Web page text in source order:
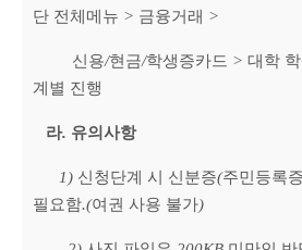
단 전체메뉴 > 금융거래 >
신용/현금/학생증카드 > 대학
계별 진행
라. 유의사항
1) 신청단계 시 신분증(주민등록증
필요함.(여권 사용 불가)